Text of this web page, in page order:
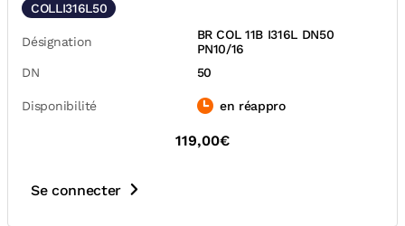
COLLI316L50
Désignation
BR COL 11B I316L DN50
PN10/16
DN
50
Disponibilité en réappro
119,00€
Se connecter